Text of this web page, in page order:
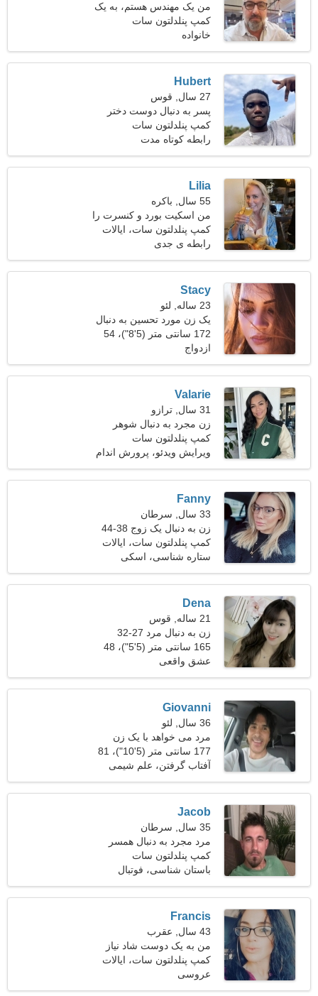
من یک مهندس هستم، به یک
زن شاد نیاز دارم
کمپ پنلدلتون سات
خانواده
Hubert
27 سال, قوس
پسر به دنبال دوست دختر
است 25-29
کمپ پنلدلتون سات
رابطه کوتاه مدت
Lilia
55 سال, باکره
من اسکیت بورد و کنسرت را
ترجیح می دهم
کمپ پنلدلتون سات، ایالات
متحده آمریکا
رابطه ی جدی
Stacy
23 ساله, لئو
یک زن مورد تحسین به دنبال
عشق واقعی است
172 سانتی متر (5'8")، 54
کیلوگرم (119 پوند)
ازدواج
Valarie
31 سال, ترازو
زن مجرد به دنبال شوهر
کمپ پنلدلتون سات
ویرایش ویدئو، پرورش اندام
Fanny
33 سال, سرطان
زن به دنبال یک زوج 38-44
کمپ پنلدلتون سات، ایالات
متحده آمریکا
ستاره شناسی، اسکی
Dena
21 ساله, قوس
زن به دنبال مرد 27-32
165 سانتی متر (5'5")، 48
کیلوگرم (105 پوند)
عشق واقعی
Giovanni
36 سال, لئو
مرد می خواهد با یک زن
ملاقات کند 28-31
177 سانتی متر (5'10")، 81
کیلوگرم (178 پوند)
آفتاب گرفتن، علم شیمی
Jacob
35 سال, سرطان
مرد مجرد به دنبال همسر
کمپ پنلدلتون سات
باستان شناسی، فوتبال
Francis
43 سال, عقرب
من به یک دوست شاد نیاز
دارم که با هم قدم بزنیم
کمپ پنلدلتون سات، ایالات
متحده آمریکا
عروسی